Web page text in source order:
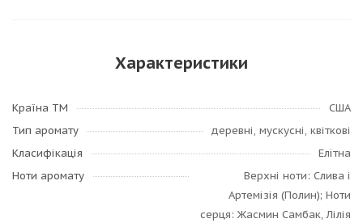
Характеристики
Країна ТМ
США
Тип аромату
деревні, мускусні, квіткові
Класифікація
Елітна
Ноти аромату
Верхні ноти: Слива і
Артемізія (Полин); Ноти
серця: Жасмин Самбак, Лілія